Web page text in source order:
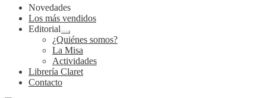
Novedades
Los más vendidos
Editorial
Expandir
el
menú
hijo
¿Quiénes somos?
La Misa
Actividades
Librería Claret
Contacto